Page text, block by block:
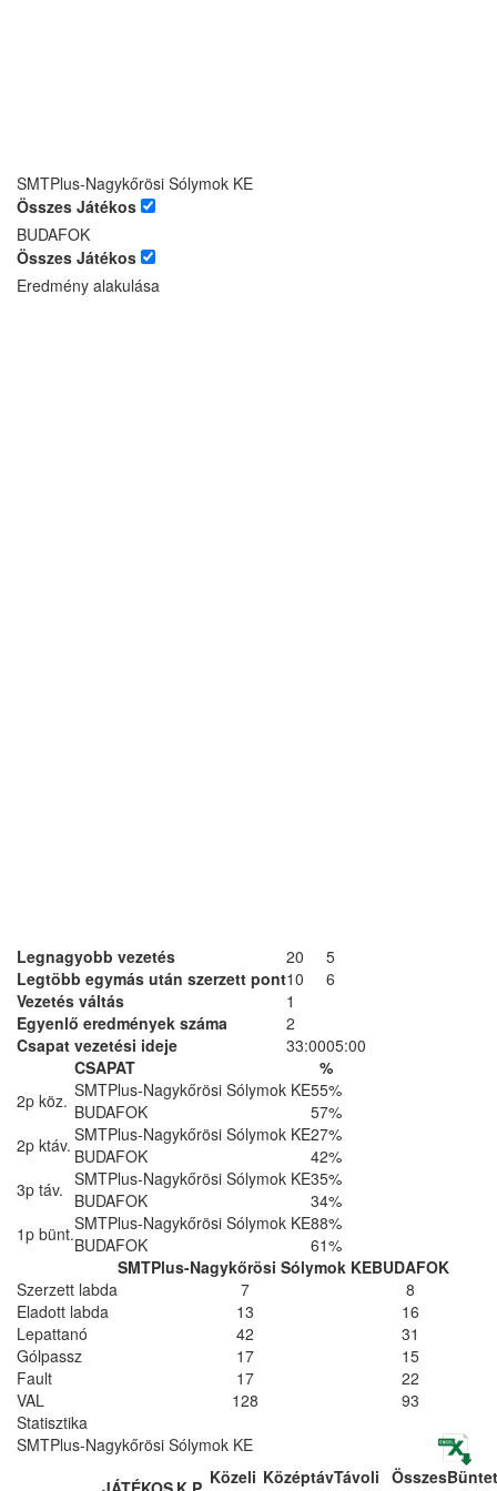
SMTPlus-Nagykőrösi Sólymok KE
Összes Játékos
BUDAFOK
Összes Játékos
Eredmény alakulása
Legnagyobb vezetés 20
5
Legtöbb egymás után szerzett pont10
6
Vezetés váltás
1
Egyenlő eredmények száma
2
Csapat vezetési ideje
33:0005:00
CSAPAT
%
2p köz. SMTPlus-Nagykőrösi Sólymok KE
BUDAFOK
55%
57%
2p ktáv. SMTPlus-Nagykőrösi Sólymok KE
BUDAFOK
27%
42%
3p táv. SMTPlus-Nagykőrösi Sólymok KE
BUDAFOK
35%
34%
1p bünt.SMTPlus-Nagykőrösi Sólymok KE
BUDAFOK
88%
61%
SMTPlus-Nagykőrösi Sólymok KEBUDAFOK
Szerzett labda
7
8
Eladott labda
13
16
Lepattanó
42
31
Gólpassz
17
15
Fault
17
22
VAL
128
93
Statisztika
SMTPlus-Nagykőrösi Sólymok KE
Közeli KözéptávTávoli Összes